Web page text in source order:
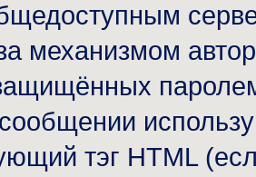
механизмом
тэг HTML